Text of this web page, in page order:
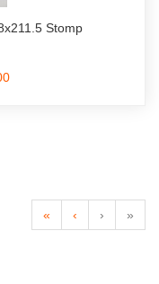
Stomp
« ‹ › »